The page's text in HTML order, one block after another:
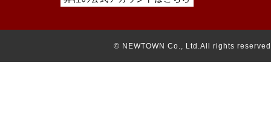
© NEWTOWN Co., Ltd.All rights